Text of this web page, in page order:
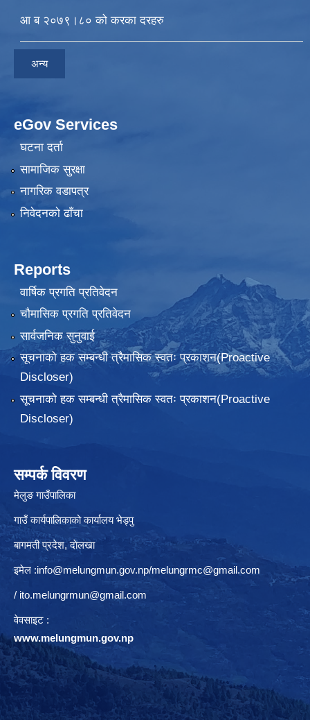
आ ब २०७९।८० को करका दरहरु
अन्य
eGov Services
घटना दर्ता
सामाजिक सुरक्षा
नागरिक वडापत्र
निवेदनकाे ढाँचा
Reports
वार्षिक प्रगति प्रतिवेदन
चौमासिक प्रगति प्रतिवेदन
सार्वजनिक सुनुवाई
सूचनाको हक सम्बन्धी त्रैमासिक स्वतः प्रकाशन(Proactive
Discloser)
सूचनाको हक सम्बन्धी त्रैमासिक स्वतः प्रकाशन(Proactive
Discloser)
सम्पर्क विवरण
मेलुङ गाउँपालिका
गाउँ कार्यपालिकाको कार्यालय भेड्पु
बागमती प्रदेश, दाेलखा
इमेल :info@melungmun.gov.np/melungrmc@gmail.com
/ ito.melungrmun@gmail.com
वेवसाइट :
www.melungmun.gov.np